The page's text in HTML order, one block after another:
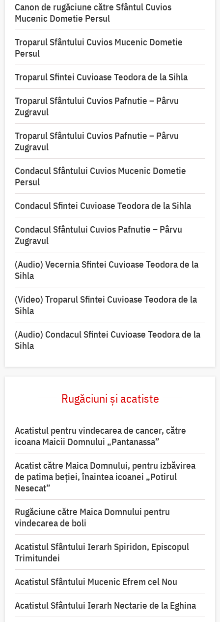
Canon de rugăciune către Sfântul Cuvios
Mucenic Dometie Persul
Troparul Sfântului Cuvios Mucenic Dometie
Persul
Troparul Sfintei Cuvioase Teodora de la Sihla
Troparul Sfântului Cuvios Pafnutie – Pârvu
Zugravul
Troparul Sfântului Cuvios Pafnutie – Pârvu
Zugravul
Condacul Sfântului Cuvios Mucenic Dometie
Persul
Condacul Sfintei Cuvioase Teodora de la Sihla
Condacul Sfântului Cuvios Pafnutie – Pârvu
Zugravul
(Audio) Vecernia Sfintei Cuvioase Teodora de la
Sihla
(Video) Troparul Sfintei Cuvioase Teodora de la
Sihla
(Audio) Condacul Sfintei Cuvioase Teodora de la
Sihla
Rugăciuni și acatiste
Acatistul pentru vindecarea de cancer, către
icoana Maicii Domnului „Pantanassa”
Acatist către Maica Domnului, pentru izbăvirea
de patima beției, înaintea icoanei „Potirul
Nesecat”
Rugăciune către Maica Domnului pentru
vindecarea de boli
Acatistul Sfântului Ierarh Spiridon, Episcopul
Trimitundei
Acatistul Sfântului Mucenic Efrem cel Nou
Acatistul Sfântului Ierarh Nectarie de la Eghina